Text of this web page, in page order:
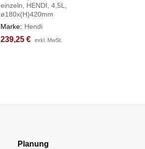
einzeln, HENDI, 4,5L,
ø180x(H)420mm
Marke: Hendi
239,25 € exkl. MwSt.
239,25 € exkl. MwSt.
Planung